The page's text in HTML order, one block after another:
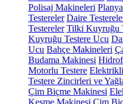
Polisaj Makineleri
Testereler Daire
Testereler Tilki Kuyruğu
Kuyruğu Testere Ucu
Ucu Bahçe Makineleri
Budama Makinesi
Motorlu Testere
Testere Zincirleri ve
Çim Biçme Makinesi
Kesme Makinesi Çim